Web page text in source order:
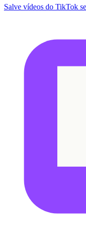
Salve vídeos do TikTok